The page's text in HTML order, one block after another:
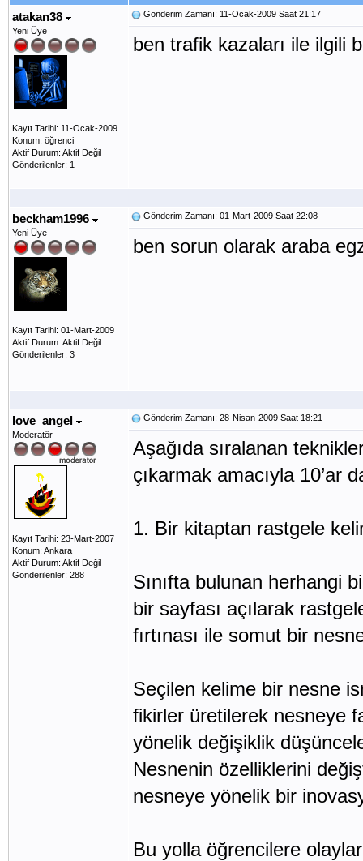
atakan38
Yeni Üye
Kayıt Tarihi: 11-Ocak-2009
Konum: öğrenci
Aktif Durum: Aktif Değil
Gönderilenler: 1
Gönderim Zamanı: 11-Ocak-2009 Saat 21:17
ben trafik kazaları ile ilgili
beckham1996
Yeni Üye
Kayıt Tarihi: 01-Mart-2009
Aktif Durum: Aktif Değil
Gönderilenler: 3
Gönderim Zamanı: 01-Mart-2009 Saat 22:08
ben sorun olarak araba
love_angel
Moderatör
Kayıt Tarihi: 23-Mart-2007
Konum: Ankara
Aktif Durum: Aktif Değil
Gönderilenler: 288
Gönderim Zamanı: 28-Nisan-2009 Saat 18:21
Aşağıda sıralanan
çıkarmak amacıyla 10’ar
1. Bir kitaptan rastgele
Sınıfta bulunan herhangi
bir sayfası açılarak
fırtınası ile somut bir
Seçilen kelime bir nesne
fikirler üretilerek nesneye
yönelik değişiklik
Nesnenin özelliklerini
nesneye yönelik bir
Bu yolla öğrencilere